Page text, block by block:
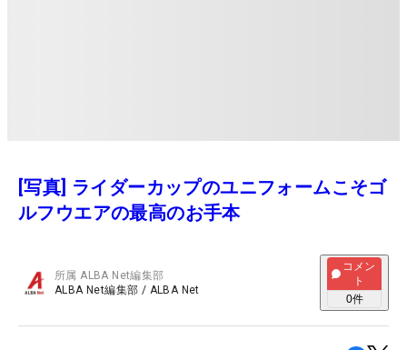
[写真] ライダーカップのユニフォームこそゴ
ルフウエアの最高のお手本
所属ALBA Net編集部
ALBA Net編集部 / ALBA Net
コメン
ト
0件